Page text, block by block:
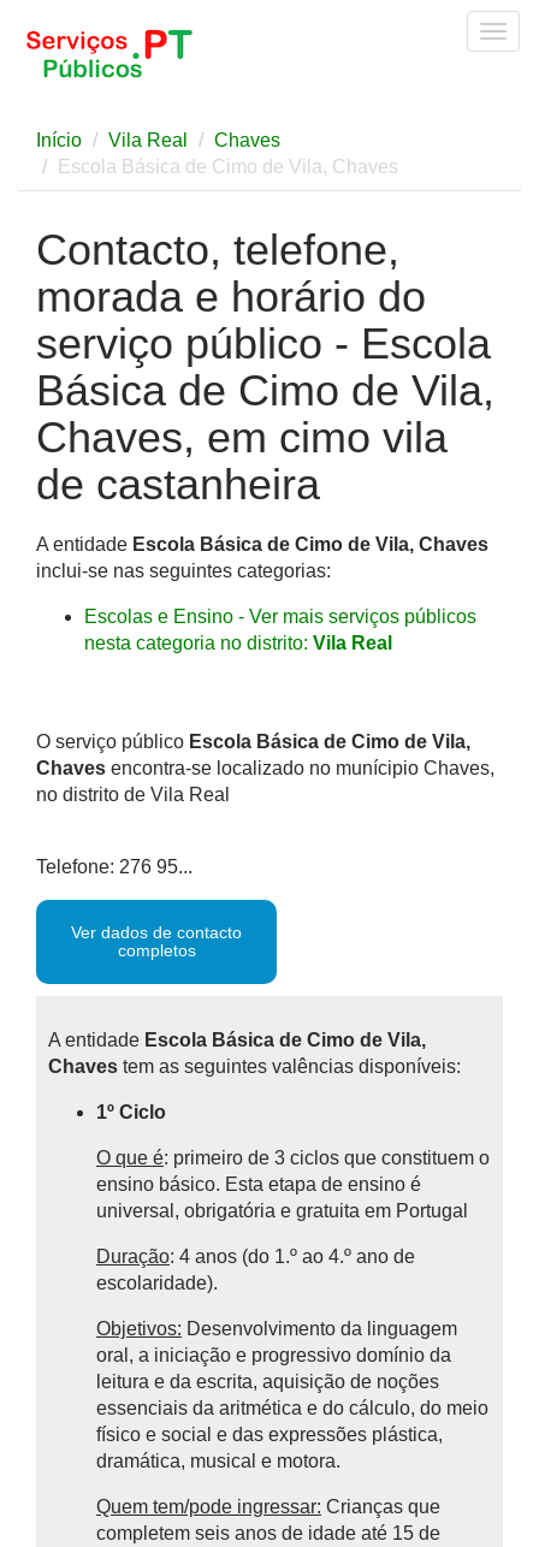
Início Vila Real
Chaves
Escola Básica de Cimo de Vila, Chaves
Contacto, telefone,
morada e horário do
serviço público - Escola
Básica de Cimo de Vila,
Chaves, em cimo vila
de castanheira
A entidade Escola Básica de Cimo de Vila, Chaves
inclui-se nas seguintes categorias:
Escolas e Ensino - Ver mais serviços públicos
nesta categoria no distrito: Vila Real
O serviço público Escola Básica de Cimo de Vila,
Chaves encontra-se localizado no munícipio Chaves,
no distrito de Vila Real
Telefone: 276 95...
Ver dados de contacto
completos
A entidade Escola Básica de Cimo de Vila,
Chaves tem as seguintes valências disponíveis:
1º Ciclo
O que é: primeiro de 3 ciclos que constituem o
ensino básico. Esta etapa de ensino é
universal, obrigatória e gratuita em Portugal
Duração: 4 anos (do 1.º ao 4.º ano de
escolaridade).
Objetivos: Desenvolvimento da linguagem
oral, a iniciação e progressivo domínio da
leitura e da escrita, aquisição de noções
essenciais da aritmética e do cálculo, do meio
físico e social e das expressões plástica,
dramática, musical e motora.
Quem tem/pode ingressar: Crianças que
completem seis anos de idade até 15 de